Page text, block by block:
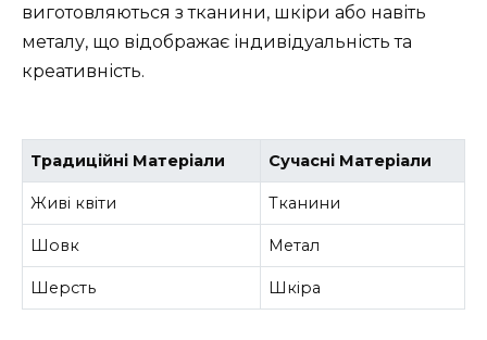
виготовляються з тканини, шкіри або навіть
металу, що відображає індивідуальність та
креативність.
Традиційні Матеріали Сучасні Матеріали
Живі квіти Тканини
Шовк Метал
Шерсть Шкіра